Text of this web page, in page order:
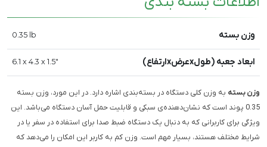
وزن بسته 0.35 lb
ابعاد جعبه (طولxعرضxارتفاع) 6.1 x 4.3 x 1.5"
وزن بسته به وزن کلی دستگاه در بسته‌بندی اشاره دارد. در این مورد، وزن بسته
0.35 پوند است که نشان‌دهنده‌ی سبکی و قابلیت حمل آسان دستگاه می‌باشد. این
ویژگی برای کاربرانی که به دنبال یک دستگاه ضبط صدا برای استفاده در سفر یا در
شرایط مختلف هستند، بسیار مهم است. وزن کم به کاربر این امکان را می‌دهد که